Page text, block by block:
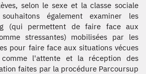
selon le sexe et la classe sociale
également examiner les
(qui permettent de faire face aux
stressantes) mobilisées par les
pour faire face aux situations vécues
comme l'attente et la réception des
faites par la procédure Parcoursup